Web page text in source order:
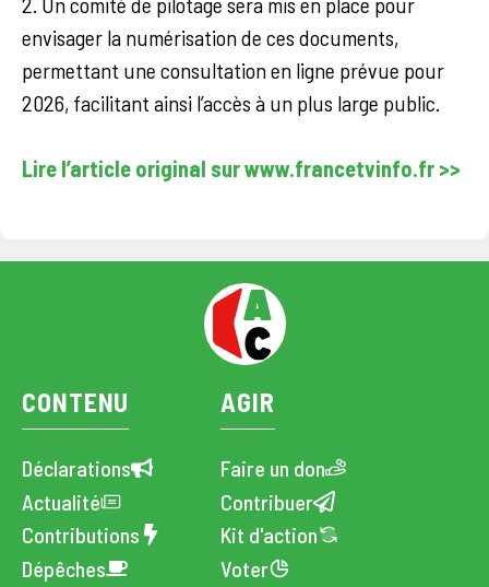
envisager la numérisation de ces documents,
permettant une consultation en ligne prévue pour
2026, facilitant ainsi l’accès à un plus large public.
Lire l’article original sur www.francetvinfo.fr >>
CONTENU
Déclarations
Actualité
Contributions
Dépêches
AGIR
Faire un don
Contribuer
Kit d'action
Voter